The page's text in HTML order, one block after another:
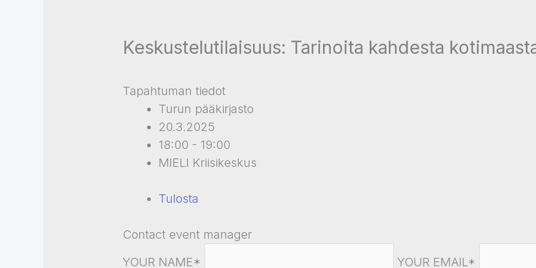
Keskustelutilaisuus: Tarinoita kahdesta
Tapahtuman tiedot
Turun pääkirjasto
20.3.2025
18:00 - 19:00
MIELI Kriisikeskus
Tulosta
Contact event manager
YOUR NAME*
YOUR EMAIL*